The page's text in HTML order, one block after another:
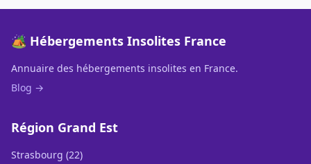
🏕️ Hébergements Insolites France
Annuaire des hébergements insolites en France.
Blog →
Région Grand Est
Strasbourg (22)